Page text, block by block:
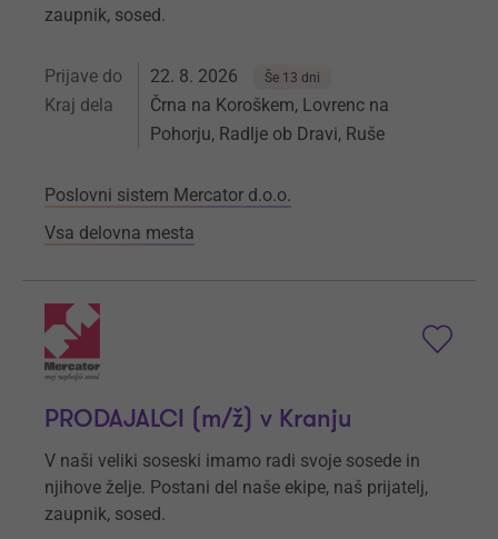
zaupnik, sosed.
Prijave do 22. 8. 2026 Še 13 dni
Kraj dela
Črna na Koroškem, Lovrenc na
Pohorju, Radlje ob Dravi, Ruše
Poslovni sistem Mercator d.o.o.
Vsa delovna mesta
PRODAJALCI (m/ž) v Kranju
V naši veliki soseski imamo radi svoje sosede in
njihove želje. Postani del naše ekipe, naš prijatelj,
zaupnik, sosed.